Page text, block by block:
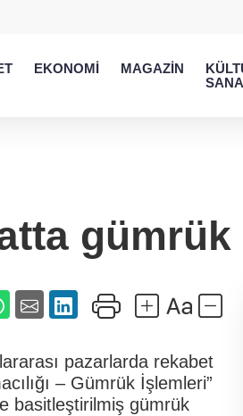
EKONOMİ MAGAZİN
gümrük
pazarlarda rekabet
– Gümrük İşlemleri”
basitleştirilmiş gümrük